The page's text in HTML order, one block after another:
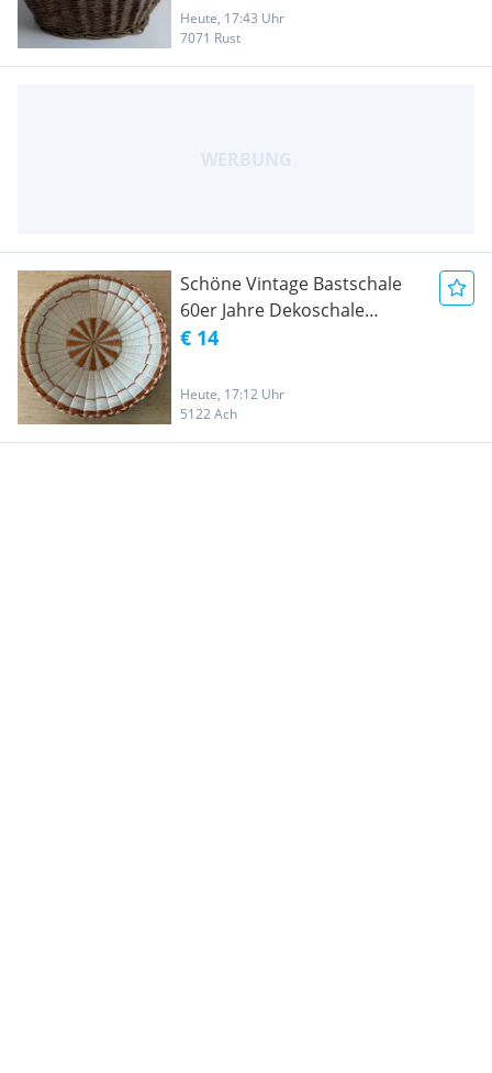
Heute, 17:43 Uhr
7071 Rust
Schöne Vintage Bastschale
60er Jahre Dekoschale
geflochten
€ 14
Heute, 17:12 Uhr
5122 Ach